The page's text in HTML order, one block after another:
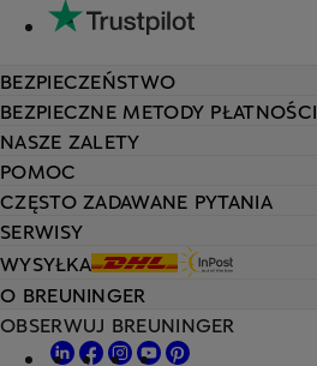
POMOC
CZĘSTO ZADAWANE PYTANIA
SERWISY
WYSYŁKA
BEZPIECZEŃSTWO
BEZPIECZNE METODY PŁATNOŚCI
NASZE ZALETY
O BREUNINGER
OBSERWUJ BREUNINGER